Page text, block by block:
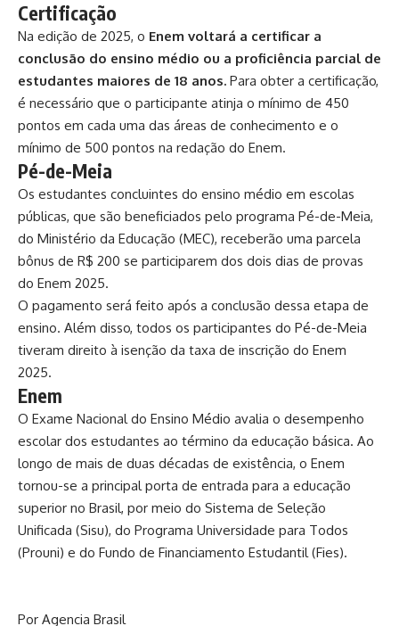
Certificação
Na edição de 2025, o Enem voltará a certificar a
conclusão do ensino médio ou a proficiência parcial de
estudantes maiores de 18 anos. Para obter a certificação,
é necessário que o participante atinja o mínimo de 450
pontos em cada uma das áreas de conhecimento e o
mínimo de 500 pontos na redação do Enem.
Pé-de-Meia
Os estudantes concluintes do ensino médio em escolas
públicas, que são beneficiados pelo programa Pé-de-Meia,
do Ministério da Educação (MEC), receberão uma parcela
bônus de R$ 200 se participarem dos dois dias de provas
do Enem 2025.
O pagamento será feito após a conclusão dessa etapa de
ensino. Além disso, todos os participantes do Pé-de-Meia
tiveram direito à isenção da taxa de inscrição do Enem
2025.
Enem
O Exame Nacional do Ensino Médio avalia o desempenho
escolar dos estudantes ao término da educação básica. Ao
longo de mais de duas décadas de existência, o Enem
tornou-se a principal porta de entrada para a educação
superior no Brasil, por meio do Sistema de Seleção
Unificada (Sisu), do Programa Universidade para Todos
(Prouni) e do Fundo de Financiamento Estudantil (Fies).
Por Agencia Brasil